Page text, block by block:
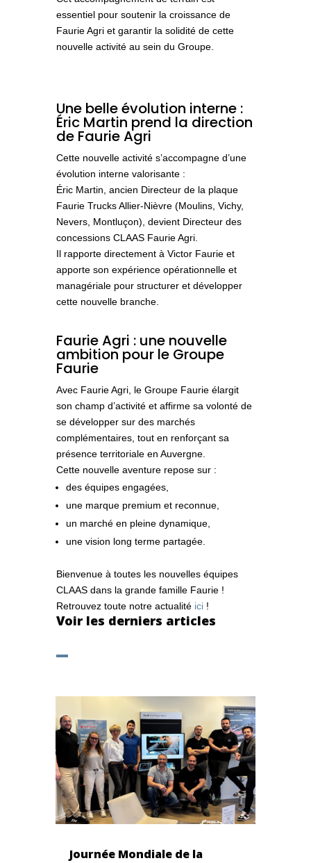
essentiel pour soutenir la croissance de
Faurie Agri et garantir la solidité de cette
nouvelle activité au sein du Groupe.
Une belle évolution interne :
Éric Martin prend la direction
de Faurie Agri
Cette nouvelle activité s’accompagne d’une
évolution interne valorisante :
Éric Martin , ancien Directeur de la plaque
Faurie Trucks Allier‑Nièvre (Moulins, Vichy,
Nevers, Montluçon), devient Directeur des
concessions CLAAS Faurie Agri.
Il rapporte directement à Victor Faurieet
apporte son expérience opérationnelle et
managériale pour structurer et développer
cette nouvelle branche.
Faurie Agri : une nouvelle
ambition pour le Groupe
Faurie
Avec Faurie Agri, le Groupe Faurie élargit
son champ d’activité et affirme sa volonté de
se développer sur des marchés
complémentaires, tout en renforçant sa
présence territoriale en Auvergne.
Cette nouvelle aventure repose sur :
des équipes engagées,
une marque premium et reconnue,
un marché en pleine dynamique,
une vision long terme partagée.
Bienvenue à toutes les nouvelles équipes
CLAAS dans la grande famille Faurie !
Retrouvez toute notre actualité ici!
Voir les derniers articles
Journée Mondiale de la